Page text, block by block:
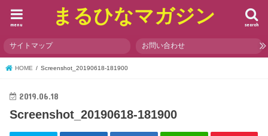
まるひなマガジン search
menu
サイトマップ お問い合わせ
HOME Screenshot_20190618-181900
2019.06.18
Screenshot_20190618-181900